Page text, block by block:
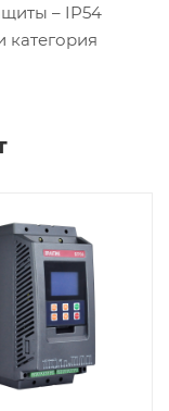
– IP54
категория